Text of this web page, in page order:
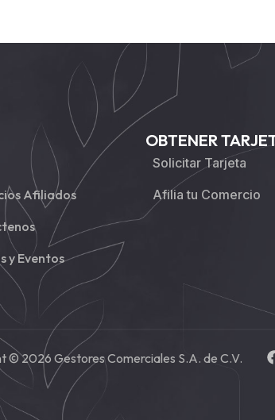
Afiliados
y Eventos
OBTENER
Solicitar Tarjeta
Afilia tu Comercio
© 2026 Gestores Comerciales S.A. de C.V.